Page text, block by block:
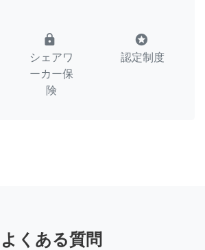
lock
シェアワ
ーカー保
険
stars
認定制度
よくある質問